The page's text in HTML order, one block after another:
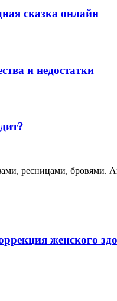
сказка онлайн
и недостатки
ресницами, бровями.
женского